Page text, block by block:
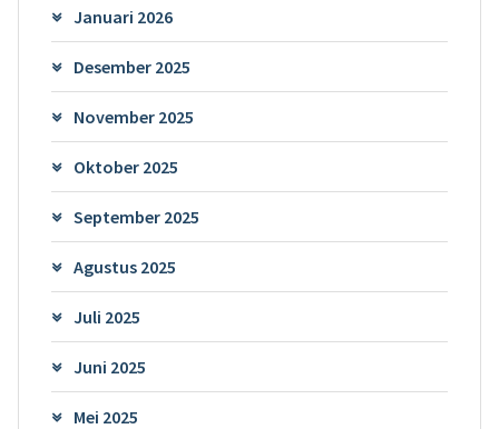
Januari 2026
Desember 2025
November 2025
Oktober 2025
September 2025
Agustus 2025
Juli 2025
Juni 2025
Mei 2025